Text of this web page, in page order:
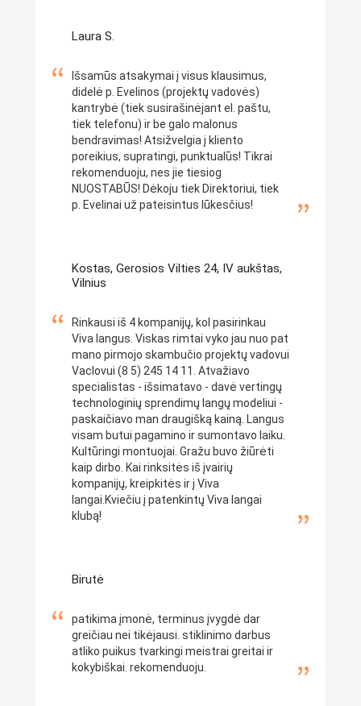
Laura S.
Išsamūs atsakymai į visus klausimus,
didelė p. Evelinos (projektų vadovės)
kantrybė (tiek susirašinėjant el. paštu,
tiek telefonu) ir be galo malonus
bendravimas! Atsižvelgia į kliento
poreikius, supratingi, punktualūs! Tikrai
rekomenduoju, nes jie tiesiog
NUOSTABŪS! Dėkoju tiek Direktoriui, tiek
p. Evelinai už pateisintus lūkesčius!
Kostas, Gerosios Vilties 24, IV aukštas,
Vilnius
Rinkausi iš 4 kompanijų, kol pasirinkau
Viva langus. Viskas rimtai vyko jau nuo pat
mano pirmojo skambučio projektų vadovui
Vaclovui (8 5) 245 14 11. Atvažiavo
specialistas - išsimatavo - davė vertingų
technologinių sprendimų langų modeliui -
paskaičiavo man draugišką kainą. Langus
visam butui pagamino ir sumontavo laiku.
Kultūringi montuojai. Gražu buvo žiūrėti
kaip dirbo. Kai rinksitės iš įvairių
kompanijų, kreipkitės ir į Viva
langai.Kviečiu į patenkintų Viva langai
klubą!
Birutė
patikima įmonė, terminus įvygdė dar
greičiau nei tikėjausi. stiklinimo darbus
atliko puikus tvarkingi meistrai greitai ir
kokybiškai. rekomenduoju.